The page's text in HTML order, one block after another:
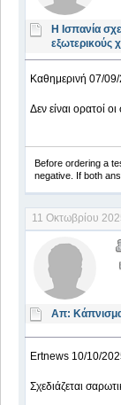
Η Ισπανία
εξωτερικούς
Καθημερινή 07/
Δεν είναι ορατοί
Before ordering a
negative. If both
11 Οκτωβρίου
Απ:
Ertnews 10/10/
Σχεδιάζεται